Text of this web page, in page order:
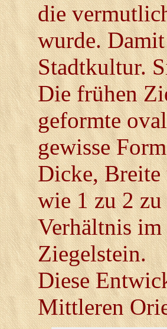
die
wurde.
Stadtkultur.
Die frühen
geformte
gewisse
Dicke, Breite
wie 1 zu 2
Verhältnis
Ziegelstein.
Diese
Mittleren